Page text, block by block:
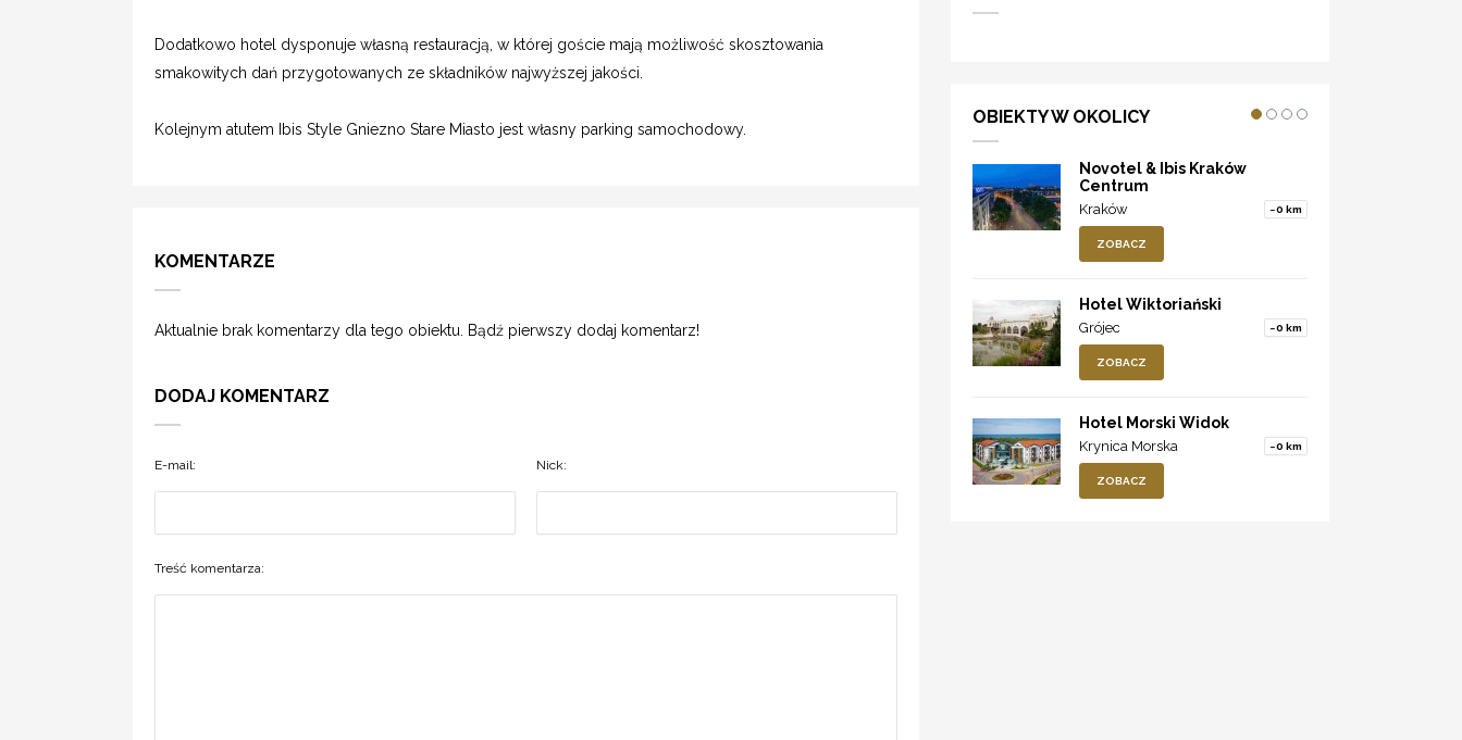
Dodatkowo hotel dysponuje własną restauracją, w której goście mają możliwość skosztowania
smakowitych dań przygotowanych ze składników najwyższej jakości.
Kolejnym atutem Ibis Style Gniezno Stare Miasto jest własny parking samochodowy.
KOMENTARZE
Aktualnie brak komentarzy dla tego obiektu. Bądź pierwszy dodaj komentarz!
DODAJ KOMENTARZ
Nick:
E-mail:
Treść komentarza:
OBIEKTY W OKOLICY
Novotel & Ibis Kraków
Centrum
Kraków ~0 km
ZOBACZ
Hotel Wiktoriański
Grójec ~0 km
ZOBACZ
Hotel Morski Widok
Krynica Morska ~0 km
ZOBACZ